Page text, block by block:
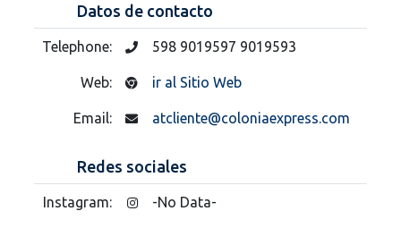
Datos de contacto
Telephone: 598 9019597 9019593
Web: ir al Sitio Web
Email: atcliente@coloniaexpress.com
Redes sociales
Instagram: -No Data-